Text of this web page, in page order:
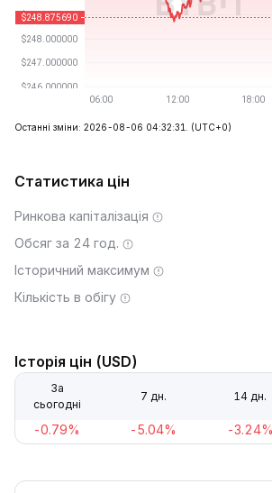
Останні зміни: 2026-08-06 04:32:31. (UTC+0)
Статистика цін
Ринкова капіталізація
Обсяг за 24 год.
Історичний максимум
Кількість в обігу
Історія цін (USD)
За
сьогодні
7 дн. 14 дн.
-0.79% -5.04% -3.24%